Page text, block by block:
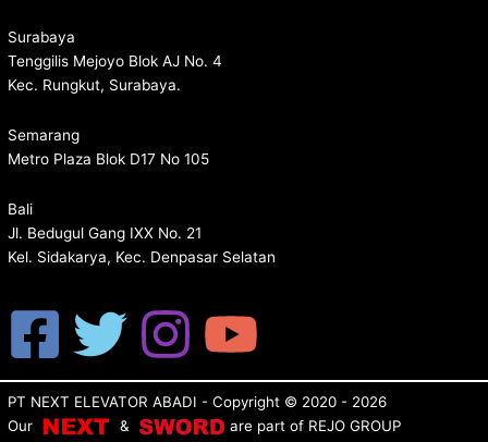
Surabaya
Tenggilis Mejoyo Blok AJ No. 4
Kec. Rungkut, Surabaya.
Semarang
Metro Plaza Blok D17 No 105
Bali
Jl. Bedugul Gang IXX No. 21
Kel. Sidakarya, Kec. Denpasar Selatan
PT NEXT ELEVATOR ABADI - Copyright © 2020 - 2026
Our
& are part of REJO GROUP